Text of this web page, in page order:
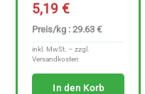
5,19€
Preis/kg : 29.63 €
inkl. MwSt. – zzgl.
Versandkosten
In den Korb